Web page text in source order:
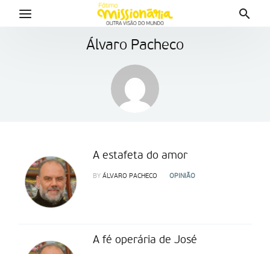
Álvaro Pacheco
A estafeta do amor
BYÁLVARO PACHECO OPINIÃO
A fé operária de José